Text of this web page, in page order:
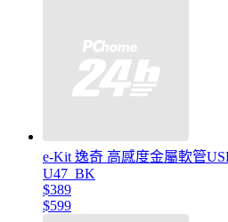
e-Kit 逸奇 高感度金屬軟管
U47_BK
$389
$599